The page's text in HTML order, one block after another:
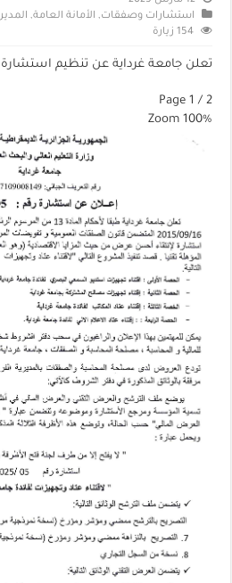
استشارات وصفقات, الأمانة العامة,
154 زيارة
تعلن جامعة غرداية عن تنظيم
Page 1 / 2
Zoom 100%